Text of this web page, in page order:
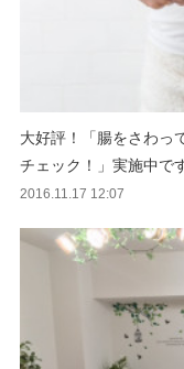
大好評！「腸をさわ
チェック！」実施中で
2016.11.17 12:07